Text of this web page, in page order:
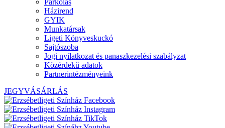
Parkolás
Házirend
GYIK
Munkatársak
Ligeti Könyveskuckó
Sajtószoba
Jogi nyilatkozat és panaszkezelési szabályzat
Közérdekű adatok
Partnerintézményeink
JEGYVÁSÁRLÁS